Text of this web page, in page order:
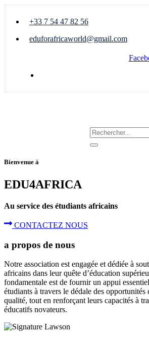
+33 7 54 47 82 56
eduforafricaworld@gmail.com
Bienvenue à
EDU4AFRICA
Au service des étudiants africains
CONTACTEZ NOUS
a propos de nous
Notre association est engagée et dédiée à
africains dans leur quête d’éducation
fondamentale est de fournir un appui
étudiants à travers le dédale des
qualité, tout en renforçant leurs capacités à
éducatifs novateurs.